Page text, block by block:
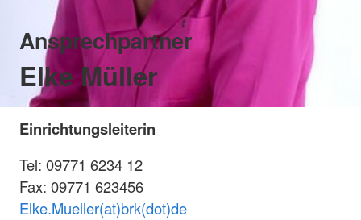
Ansprechpartner
Elke Müller
Einrichtungsleiterin
Tel: 09771 6234 12
Fax: 09771 623456
Elke.Mueller(at)brk(dot)de